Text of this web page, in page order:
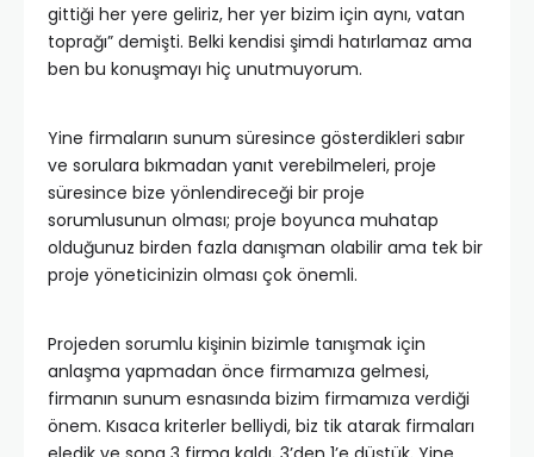
gittiği her yere geliriz, her yer bizim için aynı, vatan
toprağı” demişti. Belki kendisi şimdi hatırlamaz ama
ben bu konuşmayı hiç unutmuyorum.
Yine firmaların sunum süresince gösterdikleri sabır
ve sorulara bıkmadan yanıt verebilmeleri, proje
süresince bize yönlendireceği bir proje
sorumlusunun olması; proje boyunca muhatap
olduğunuz birden fazla danışman olabilir ama tek bir
proje yöneticinizin olması çok önemli.
Projeden sorumlu kişinin bizimle tanışmak için
anlaşma yapmadan önce firmamıza gelmesi,
firmanın sunum esnasında bizim firmamıza verdiği
önem. Kısaca kriterler belliydi, biz tik atarak firmaları